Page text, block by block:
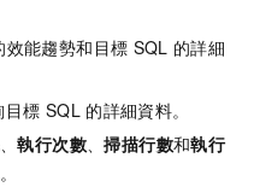
能趨勢和目標 SQL 的詳細
目標 SQL 的詳細資料。
、執行次數、掃描行數和執行